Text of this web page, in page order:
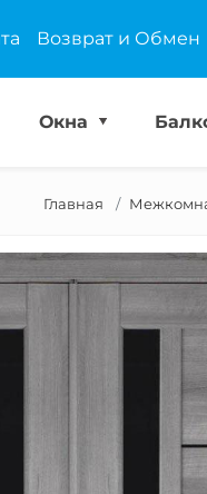
Возврат и Обмен
Окна
Главная